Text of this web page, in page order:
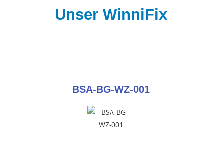
Unser WinniFix
BSA-BG-WZ-001